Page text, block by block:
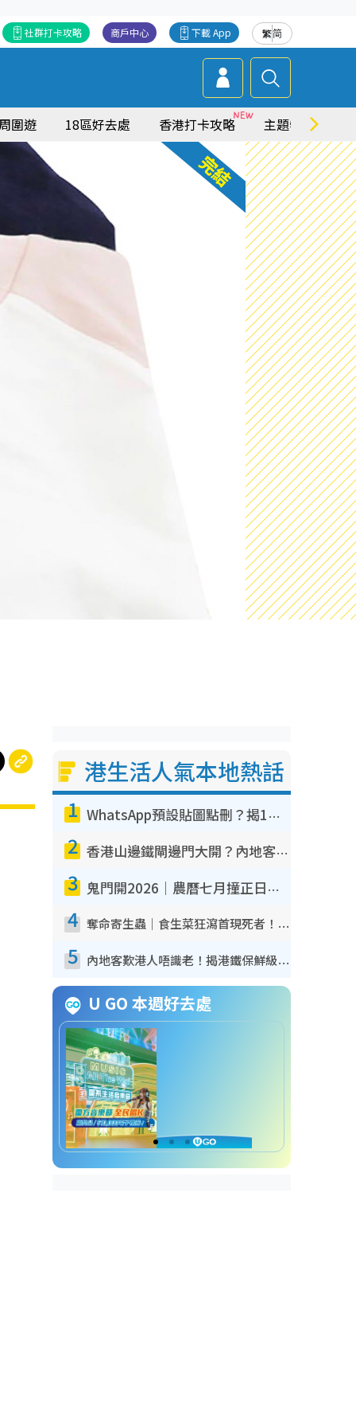
繁简
下載 App
商戶中心
社群打卡攻略
圍遊 18區好去處 香港打卡攻略 主題特集
港生活人氣本地熱話
1 WhatsApp預設貼圖點刪？揭1招「反向操作」還原簡潔介面 附3步實測教學
2 香港山邊鐵閘邊門大開？內地客困惑意義何在！網民神回覆：呢種叫法理性防禦
3 鬼門開2026｜農曆七月撞正日全食特別邪？專家警告切忌做一事！揭4大禁忌+2招保平安
4 奪命寄生蟲｜食生菜狂瀉首現死者！疫潮惡化錄1.8萬宗病例 揭洗菜3大謬誤
5 內地客歎港人唔識老！揭港鐵保鮮級冷氣 港人求放過：咪投訴
U GO 本週好去處